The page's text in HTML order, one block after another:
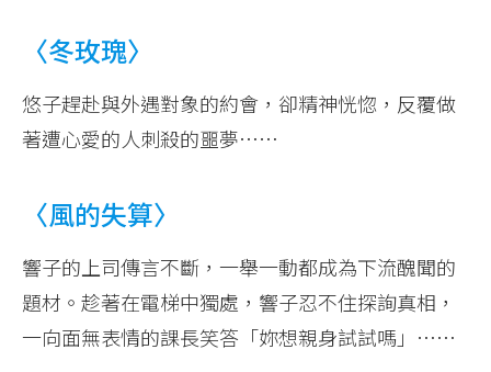
〈冬玫瑰〉
悠子趕赴與外遇對象的約會，卻精神恍惚，反覆做
著遭心愛的人刺殺的噩夢……
〈風的失算〉
響子的上司傳言不斷，一舉一動都成為下流醜聞的
題材。趁著在電梯中獨處，響子忍不住探詢真相，
一向面無表情的課長笑答「妳想親身試試嗎」……